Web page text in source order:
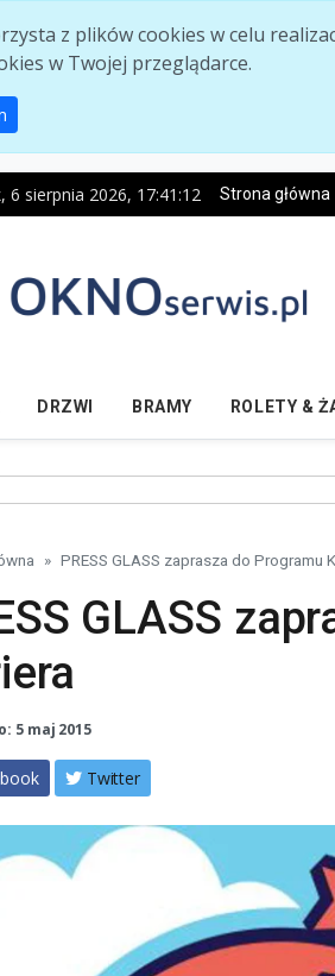
z plików cookies w celu
w Twojej przeglądarce.
6 sierpnia 2026, 17:41:14 Strona główna
DRZWI BRAMY ROLETY &
PRESS GLASS zaprasza do Programu
GLASS
5 maj 2015
Twitter